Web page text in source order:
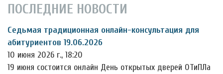
ПОСЛЕДНИЕ НОВОСТИ
Седьмая традиционная онлайн-консультация для
абитуриентов 19.06.2026
10 июня 2026 г., 18:20
19 июня состоится онлайн День открытых дверей ОТиПЛа